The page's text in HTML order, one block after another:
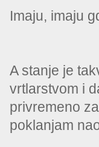
Imaju, imaju
A stanje je
vrtlarstvom i
privremeno
poklanjam